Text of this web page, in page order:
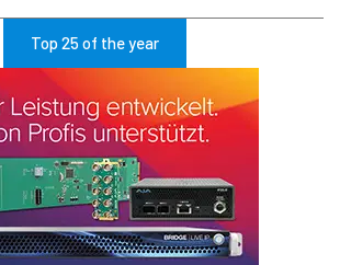
Top 25 of the year